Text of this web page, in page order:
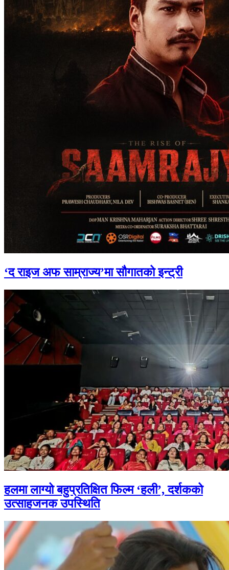
‘द राइज अफ साम्राज्य’मा सौगातको इन्ट्री
हलमा लाग्यो बहुप्रतिक्षित फिल्म ‘हली’, दर्शकको
उत्साहजनक उपस्थिति